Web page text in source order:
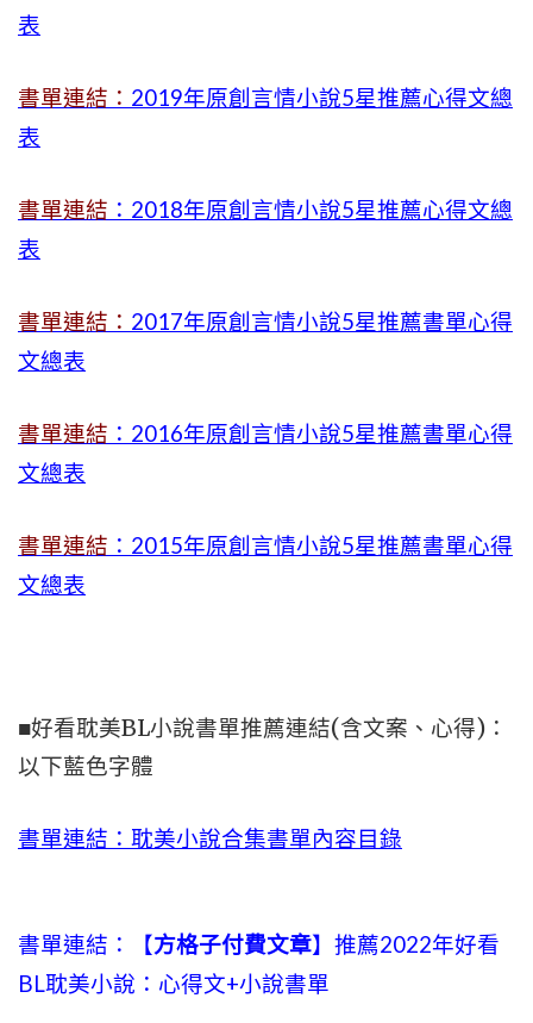
表
書單連結： 2019年原創言情小說5星推薦心得文總
表
書單連結 ：2018年原創言情小說5星推薦心得文總
表
書單連結： 2017年原創言情小說5星推薦書單心得
文總表
書單連結 ：2016年原創言情小說5星推薦書單心得
文總表
書單連結 ：2015年原創言情小說5星推薦書單心得
文總表
■好看耽美BL小說書單推薦連結(含文案、心得)：
以下藍色字體
書單連結：耽美小說合集書單內容目錄
書單連結：【方格子付費文章】推薦2022年好看
BL耽美小說：心得文+小說書單